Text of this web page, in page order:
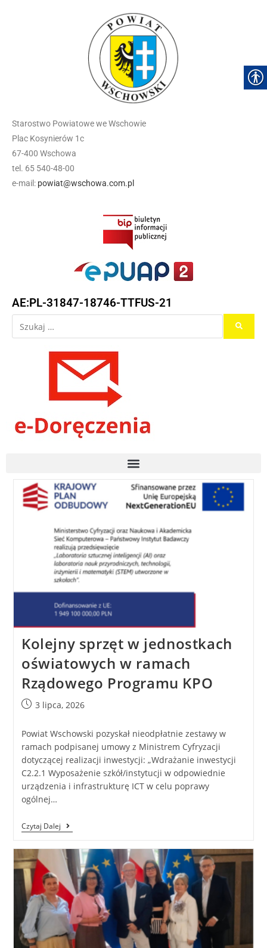
Starostwo Powiatowe we Wschowie
Plac Kosynierów 1c
67-400 Wschowa
tel. 65 540-48-00
e-mail: powiat@wschowa.com.pl
AE:PL-31847-18746-TTFUS-21
Kolejny sprzęt w jednostkach
oświatowych w ramach
Rządowego Programu KPO
3 lipca, 2026
Powiat Wschowski pozyskał nieodpłatnie zestawy w
ramach podpisanej umowy z Ministrem Cyfryzacji
dotyczącej realizacji inwestycji: „Wdrażanie inwestycji
C2.2.1 Wyposażenie szkół/instytucji w odpowiednie
urządzenia i infrastrukturę ICT w celu poprawy
ogólnej…
Czytaj Dalej